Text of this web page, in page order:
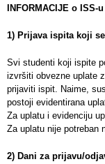
INFORMACIJE o ISS-
1) Prijava ispita koji
Svi studenti koji ispite
izvršiti obvezne uplate
prijaviti ispit. Naime,
postoji evidentirana
Za uplatu i evidenciju
Za uplatu nije potreban
2) Dani za prijavu/